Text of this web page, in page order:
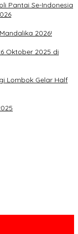
Pantai Se-Indonesia
2026!
Oktober 2025 di
Lombok Gelar Half